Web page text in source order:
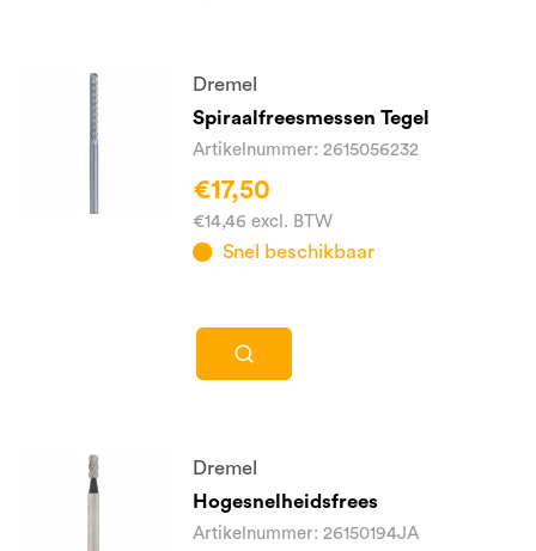
Dremel
Spiraalfreesmessen Tegel
Artikelnummer: 2615056232
€17,50
€14,46 excl. BTW
Snel beschikbaar
Dremel
Hogesnelheidsfrees
Artikelnummer: 26150194JA